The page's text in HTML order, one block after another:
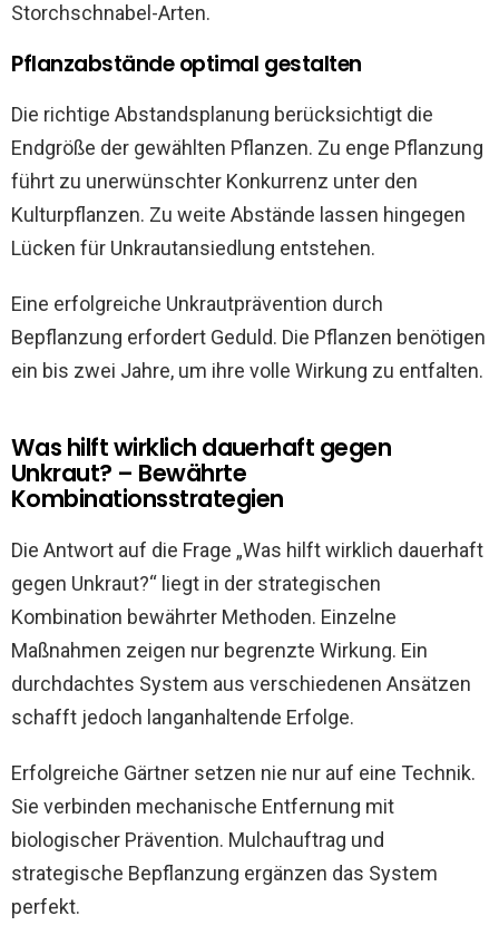
Storchschnabel-Arten.
Pflanzabstände optimal gestalten
Die richtige Abstandsplanung berücksichtigt die
Endgröße der gewählten Pflanzen. Zu enge Pflanzung
führt zu unerwünschter Konkurrenz unter den
Kulturpflanzen. Zu weite Abstände lassen hingegen
Lücken für Unkrautansiedlung entstehen.
Eine erfolgreiche Unkrautprävention durch
Bepflanzung erfordert Geduld. Die Pflanzen benötigen
ein bis zwei Jahre, um ihre volle Wirkung zu entfalten.
Was hilft wirklich dauerhaft gegen
Unkraut? – Bewährte
Kombinationsstrategien
Die Antwort auf die Frage „Was hilft wirklich dauerhaft
gegen Unkraut?“ liegt in der strategischen
Kombination bewährter Methoden. Einzelne
Maßnahmen zeigen nur begrenzte Wirkung. Ein
durchdachtes System aus verschiedenen Ansätzen
schafft jedoch langanhaltende Erfolge.
Erfolgreiche Gärtner setzen nie nur auf eine Technik.
Sie verbinden mechanische Entfernung mit
biologischer Prävention. Mulchauftrag und
strategische Bepflanzung ergänzen das System
perfekt.